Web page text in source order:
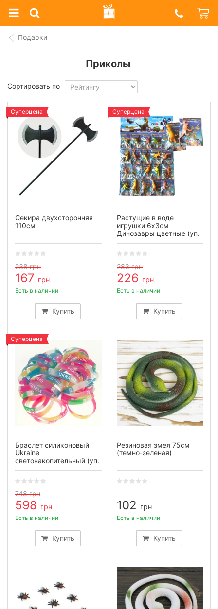
Prazdnik
Shop
Подарки
Приколы
Сортировать по
Суперцена
Секира двухсторонняя
110см
238грн
167 грн
Купить
Есть в наличии
Суперцена
Растущие в воде
игрушки 6х3см
Динозавры цветные (уп.
283грн
226 грн
Купить
Есть в наличии
Суперцена
Браслет силиконовый
Ukraine
светонакопительный (уп.
748грн
598 грн
Купить
Есть в наличии
Резиновая змея 75см
(темно-зеленая)
102 грн
Купить
Есть в наличии